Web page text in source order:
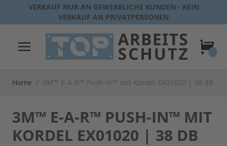
Direkt zum Inhalt
VERKAUF NUR AN GEWERBLICHE KUNDEN - KEIN
VERKAUF AN PRIVATPERSONEN
Home / 3M™ E-A-R™ Push-In™ mit Kordel EX01020 | 38 dB
3M™ E-A-R™ PUSH-IN™ MIT
KORDEL EX01020 | 38 DB